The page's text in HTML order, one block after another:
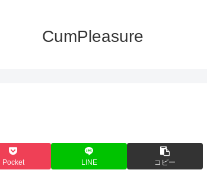
CumPleasure
Pocket LINE コピー